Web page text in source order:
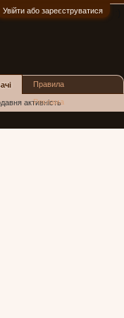
Увійти або зареєструватися
активність
Правила
Реклама